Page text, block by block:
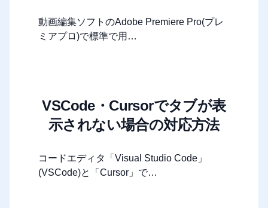
動画編集ソフトのAdobe Premiere Pro(プレ
ミアプロ)で標準で用…
VSCode・Cursorでタブが表
示されない場合の対応方法
コードエディタ「Visual Studio Code」
(VSCode)と「Cursor」で…